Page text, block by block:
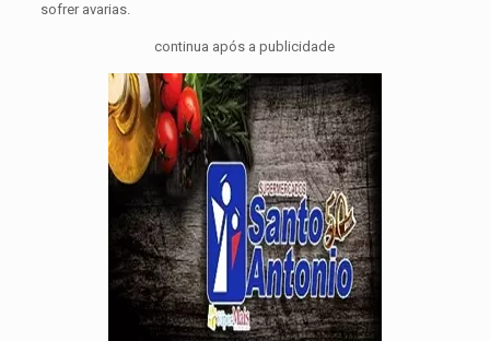
sofrer avarias.
continua após a publicidade